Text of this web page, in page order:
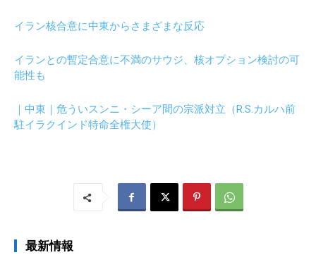
イラン核合意に中東からさまざまな反応
イランとの暫定合意に不満のサウジ、核オプション検討の可
能性も
｜中東｜危ういスンニ・シーア間の宗派対立（R.S.カルハ前
駐イラクインド特命全権大使）
最新情報